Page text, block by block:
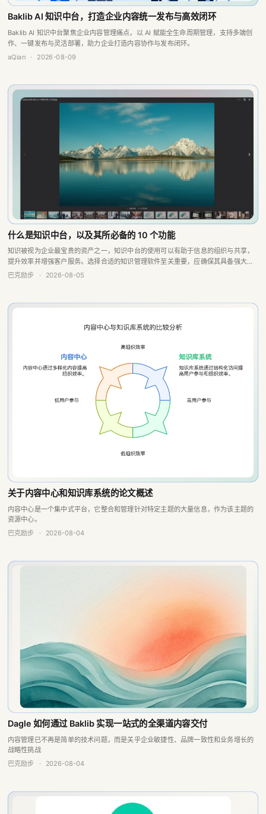
Baklib AI 知识中台聚焦企业内容管理痛点，以 AI 赋能全生命周期管理，支持多端创
作、一键发布与灵活部署，助力企业打造内容协作与发布闭环。
aQian · 2026-08-09
什么是知识中台，以及其所必备的 10 个功能
知识被视为企业最宝贵的资产之一，知识中台的使用可以有助于信息的组织与共享，
提升效率并增强客户服务。选择合适的知识管理软件至关重要，应确保其具备强大的
搜索引擎、问答引擎以及报告分析和反馈功能，这些特点将提升团队的协作与生产
力，从而实现更...
巴克励步 · 2026-08-05
关于内容中心和知识库系统的论文概述
内容中心是一个集中式平台，它整合和管理针对特定主题的大量信息，作为该主题的
资源中心。
巴克励步 · 2026-08-04
Dagle 如何通过 Baklib 实现一站式的全渠道内容交付
内容管理已不再是简单的技术问题，而是关乎企业敏捷性、品牌一致性和业务增长的
战略性挑战
巴克励步 · 2026-08-04